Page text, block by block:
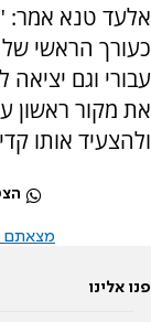
אלעד טנא אמר:
כעורך הראשי
עבורי וגם
את מקור ראשון
ולהצעיד אותו
מצאתם
פנו אלינו